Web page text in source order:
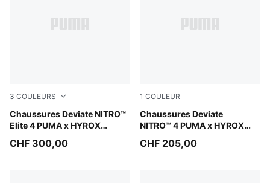
3 COULEURS
Chaussures Deviate NITRO™
Elite 4 PUMA x HYROX
Intense Mint-Light Lavender
CHF 300,00
1 COULEUR
Chaussures Deviate
NITRO™ 4 PUMA x HYROX
Intense Mint-Light Lavender
CHF 205,00